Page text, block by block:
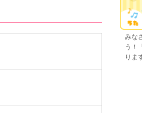
みな
う！
りま